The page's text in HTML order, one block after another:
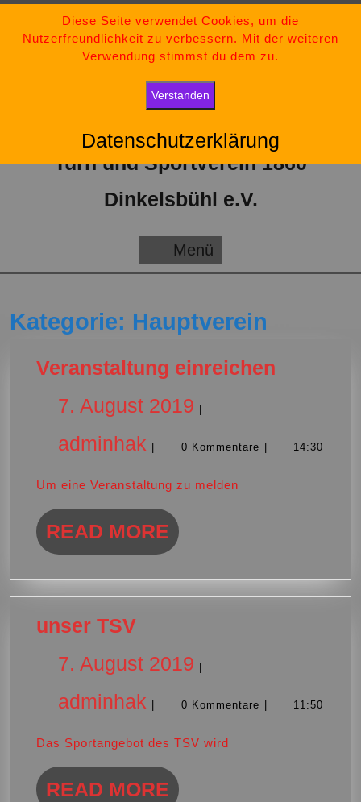
Inhalt
09851-554730
tsv-dinkelsbuehl@t-online.de
„Bleib stark, bleib positiv und gib niemals auf.“
Turn und Sportverein 1860
Dinkelsbühl e.V.
Menü
Kategorie: Hauptverein
Veranstaltung einreichen
7. August 2019 7.
August
2019
adminhak adminhak
0 Kommentare 14:30
Um eine Veranstaltung zu melden
READ MORE READ
unser TSVunser
7. August 2019 7.
August
2019
adminhak adminhak
0 Kommentare 11:50
Das Sportangebot des TSV wird
READ MORE READ
Diese Seite verwendet Cookies, um die
Nutzerfreundlichkeit zu verbessern. Mit der weiteren
Verwendung stimmst du dem zu.
Verstanden
Datenschutzerklärung